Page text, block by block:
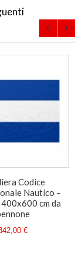
Codice
Nautico –
400x600 cm da
€